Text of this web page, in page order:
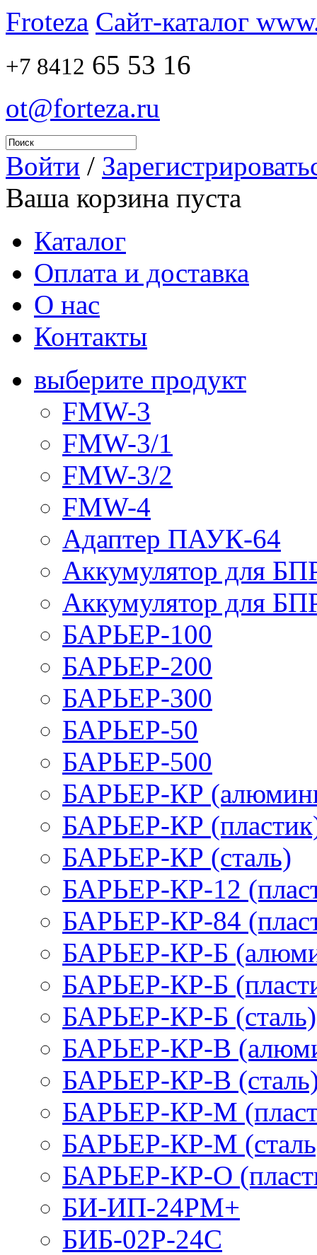
Froteza Сайт-каталог
+7 8412 65 53 16
ot@forteza.ru
Войти /
Ваша корзина пуста
Каталог
Оплата и доставка
О нас
Контакты
выберите продукт
FMW-3
FMW-3/1
FMW-3/2
FMW-4
Адаптер ПАУК-64
Аккумулятор для
Аккумулятор для
БАРЬЕР-100
БАРЬЕР-200
БАРЬЕР-300
БАРЬЕР-50
БАРЬЕР-500
БАРЬЕР-КР
БАРЬЕР-КР
БАРЬЕР-КР (сталь)
БАРЬЕР-КР-12
БАРЬЕР-КР-84
БАРЬЕР-КР-Б
БАРЬЕР-КР-Б
БАРЬЕР-КР-Б (сталь)
БАРЬЕР-КР-В
БАРЬЕР-КР-В
БАРЬЕР-КР-М
БАРЬЕР-КР-М
БАРЬЕР-КР-О
БИ-ИП-24РМ+
БИБ-02Р-24С